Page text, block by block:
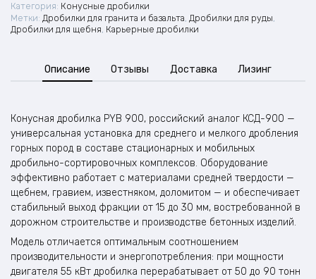
Категория: Конусные дробилки
Метки: Дробилки для гранита и базальта, Дробилки для руды,
Дробилки для щебня, Карьерные дробилки
Описание Отзывы Доставка Лизинг
Конусная дробилка PYB 900, российский аналог КСД-900 —
универсальная установка для среднего и мелкого дробления
горных пород в составе стационарных и мобильных
дробильно-сортировочных комплексов. Оборудование
эффективно работает с материалами средней твердости —
щебнем, гравием, известняком, доломитом — и обеспечивает
стабильный выход фракции от 15 до 30 мм, востребованной в
дорожном строительстве и производстве бетонных изделий.
Модель отличается оптимальным соотношением
производительности и энергопотребления: при мощности
двигателя 55 кВт дробилка перерабатывает от 50 до 90 тонн